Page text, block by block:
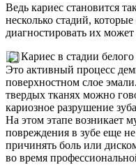
Ведь кариес становится
несколько стадий,
диагностировать их
Кариес в стадии белого
Это активный процесс
поверхностном слое
твердых тканях можно
кариозное разрушение
На этом этапе возникает
повреждения в зубе еще
причинять боль или
во время